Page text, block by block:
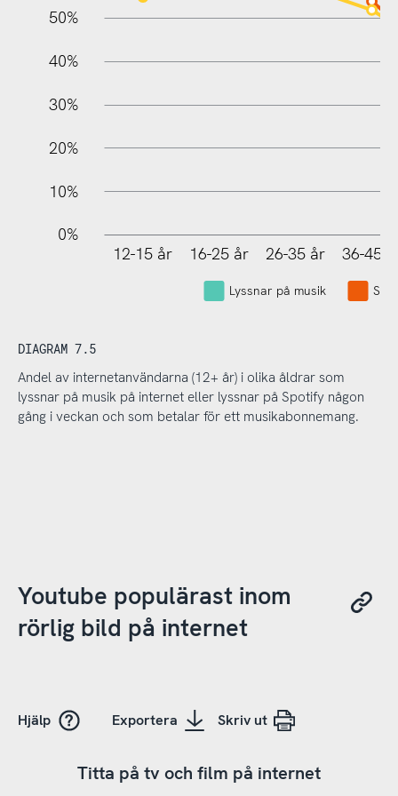
10%
50%
40%
30%
20%
10%
0%
12-15 år
16-25 år 26-35 år 36-45
Lyssnar på musik
DIAGRAM 7.5
Andel av internetanvändarna (12+ år) i olika åldrar som
lyssnar på musik på internet eller lyssnar på Spotify någon
gång i veckan och som betalar för ett musikabonnemang.
Youtube populärast inom
rörlig bild på internet
Hjälp Exportera Skriv ut
Titta på tv och film på internet